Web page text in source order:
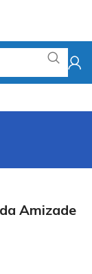
Amizade